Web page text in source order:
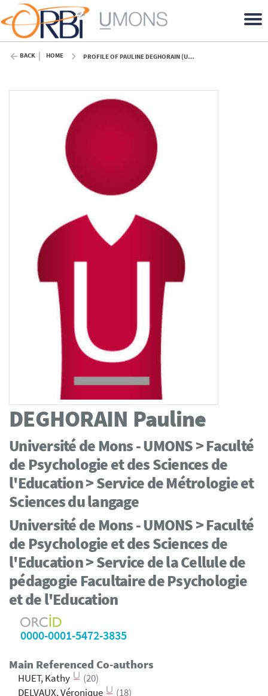
BACK HOME PROFILE OF PAULINE DEGHORAIN (UMONS)
DEGHORAIN Pauline
Université de Mons - UMONS > Faculté
de Psychologie et des Sciences de
l'Education > Service de Métrologie et
Sciences du langage
Université de Mons - UMONS > Faculté
de Psychologie et des Sciences de
l'Education > Service de la Cellule de
pédagogie Facultaire de Psychologie
et de l'Education
0000-0001-5472-3835
Main Referenced Co-authors
HUET, Kathy
(20)
DELVAUX, Véronique
(18)